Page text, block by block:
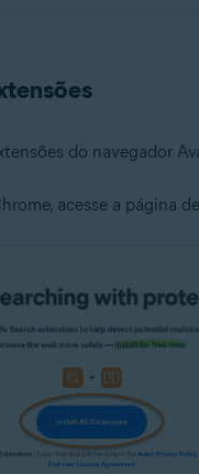
do navegador
acesse a página de